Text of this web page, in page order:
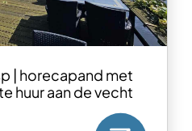
| horecapand met
huur aan de vecht